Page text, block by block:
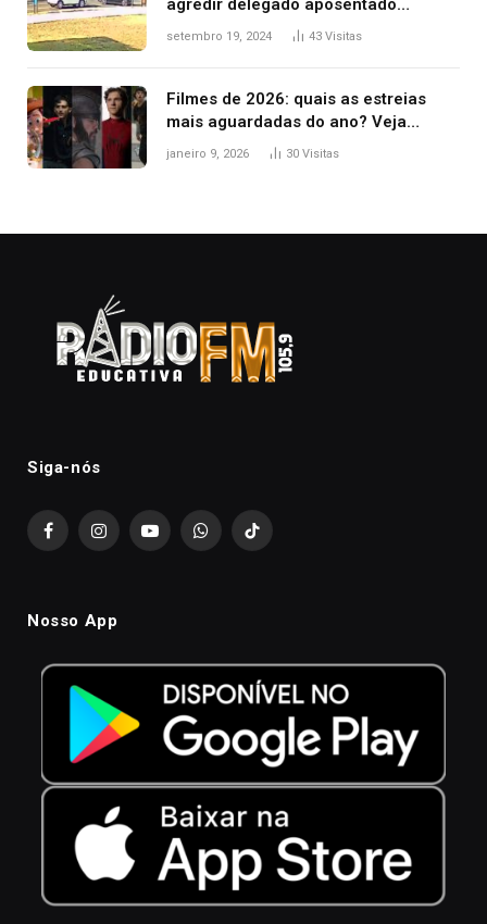
agredir delegado aposentado
durante confusão no trânsito
setembro 19, 2024 43 Visitas
Filmes de 2026: quais as estreias
mais aguardadas do ano? Veja
principais lançamentos do cinema
janeiro 9, 2026 30 Visitas
Siga-nós
FacebookInstagramYouTubeWhatsAppTikTok
Nosso App